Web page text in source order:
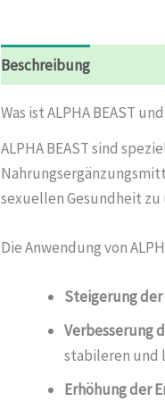
Beschreibung
Was ist ALPHA BEAST
ALPHA BEAST sind
sexuellen Gesundheit
Die Anwendung von
Steigerung der
Verbesserung
stabileren und
Erhöhung der